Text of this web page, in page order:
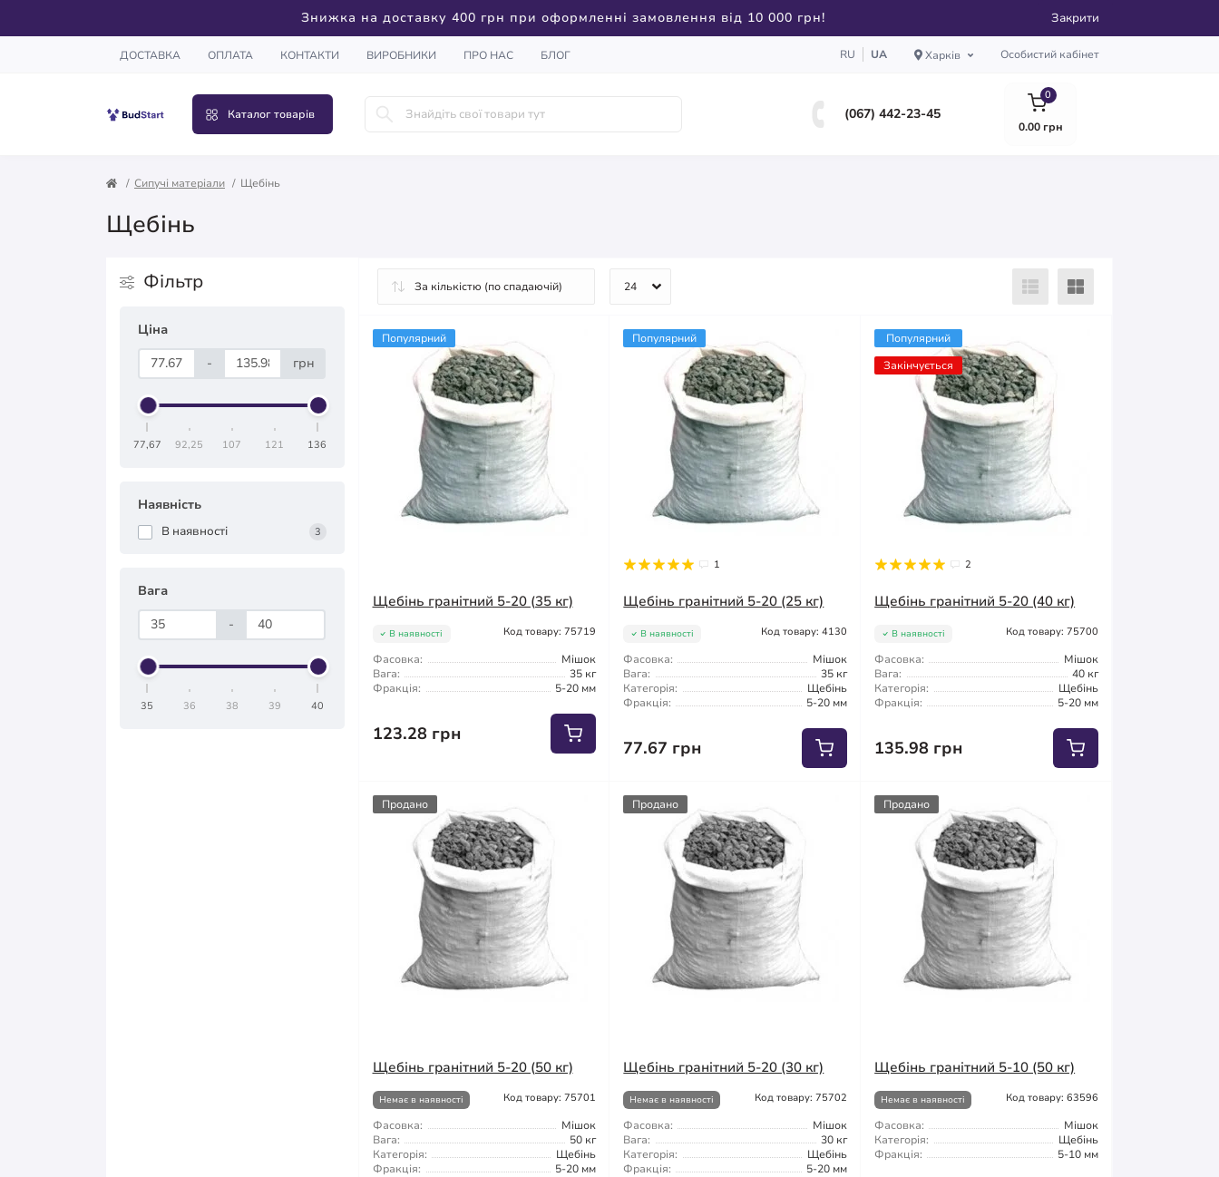
Знижка на доставку 400 грн при оформленні замовлення від 10 000 грн! Закрити
ДОСТАВКА ОПЛАТА КОНТАКТИ ВИРОБНИКИ ПРО НАС БЛОГ RU UA Харків Особистий кабінет
Каталог товарів (067) 442-23-45
0
0.00 грн
Сипучі матеріали Щебінь
Щебінь
Фільтр
Ціна
-
грн
77,67 92,25 107 121 136
Наявність
В наявності 3
Вага
-
35 36 38 39 40
Популярний
Щебінь гранітний 5-20 (35 кг)
В наявності Код товару: 75719
Фасовка:
Мішок
Вага:
35 кг
Фракція:
5-20 мм
123.28 грн
Популярний
1
Щебінь гранітний 5-20 (25 кг)
В наявності Код товару: 4130
Фасовка:
Мішок
Вага:
35 кг
Категорія:
Щебінь
Фракція:
5-20 мм
77.67 грн
Популярний
Закінчується
2
Щебінь гранітний 5-20 (40 кг)
В наявності Код товару: 75700
Фасовка:
Мішок
Вага:
40 кг
Категорія:
Щебінь
Фракція:
5-20 мм
135.98 грн
Продано
Щебінь гранітний 5-20 (50 кг)
Немає в наявності Код товару: 75701
Фасовка:
Мішок
Вага:
50 кг
Категорія:
Щебінь
Фракція:
5-20 мм
Продано
Щебінь гранітний 5-20 (30 кг)
Немає в наявності Код товару: 75702
Фасовка:
Мішок
Вага:
30 кг
Категорія:
Щебінь
Фракція:
5-20 мм
Продано
Щебінь гранітний 5-10 (50 кг)
Немає в наявності Код товару: 63596
Фасовка:
Мішок
Категорія:
Щебінь
Фракція:
5-10 мм